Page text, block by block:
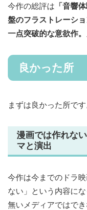
今作の総評は 「音響
盤のフラストレーシ
一点突破的な意欲作。
良かった所
まずは良かった所です
漫画では作れな
マと演出
今作は今までのドラ
ない」という内容に
無いメディアではで